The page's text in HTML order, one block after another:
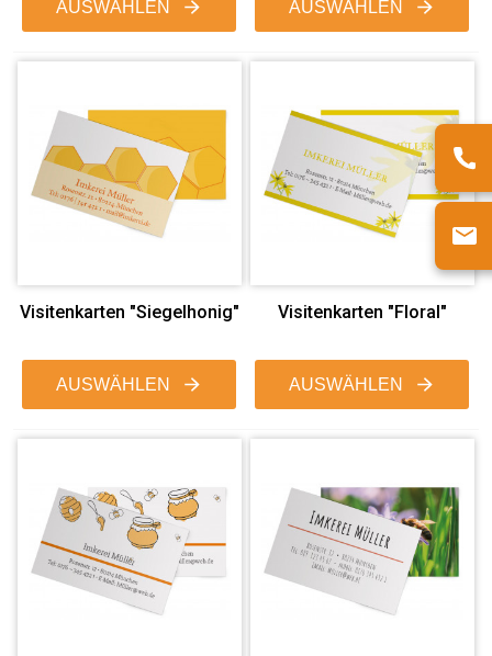
AUSWÄHLEN AUSWÄHLEN
Visitenkarten "Siegelhonig"
AUSWÄHLEN
Visitenkarten "Floral"
AUSWÄHLEN